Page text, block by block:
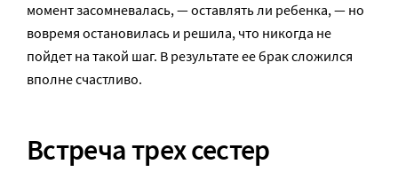
момент засомневалась, — оставлять ли ребенка, — но
вовремя остановилась и решила, что никогда не
пойдет на такой шаг. В результате ее брак сложился
вполне счастливо.
Встреча трех сестер